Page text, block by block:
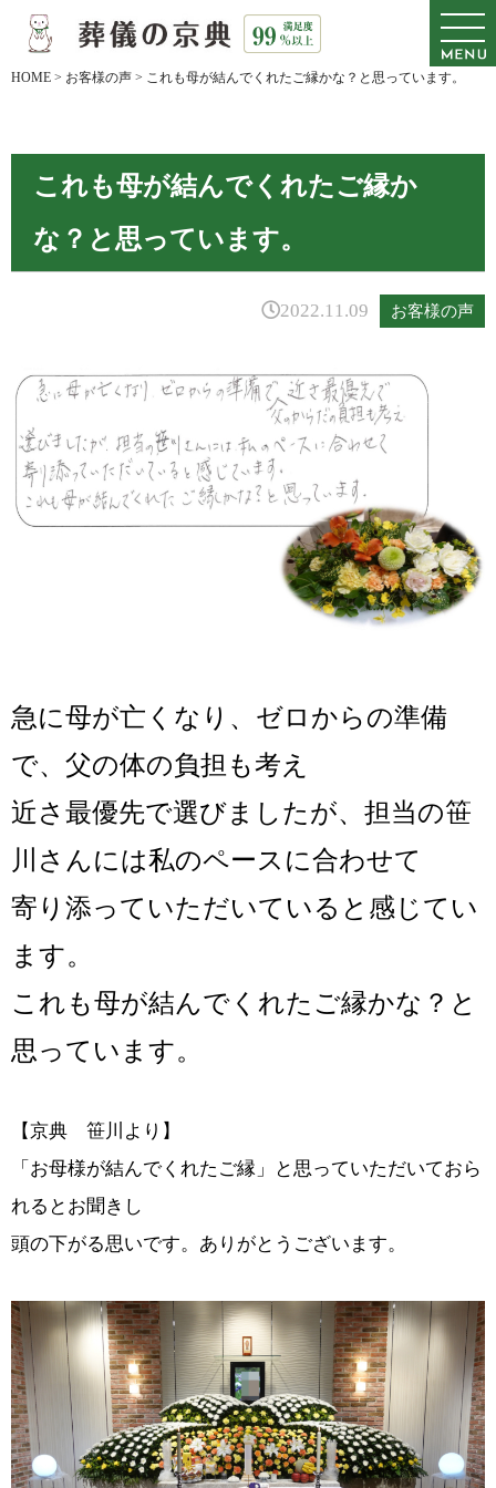
HOME > お客様の声 > これも母が結んでくれたご縁かな？と思っています。
これも母が結んでくれたご縁か
な？と思っています。
2022.11.09 お客様の声
急に母が亡くなり、ゼロからの準備
で、父の体の負担も考え
近さ最優先で選びましたが、担当の笹
川さんには私のペースに合わせて
寄り添っていただいていると感じてい
ます。
これも母が結んでくれたご縁かな？と
思っています。
【京典 笹川より】
「お母様が結んでくれたご縁」と思っていただいておら
れるとお聞きし
頭の下がる思いです。ありがとうございます。